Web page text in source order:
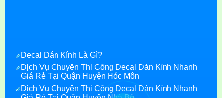
Decal Dán Kính Là Gì?
Dịch Vụ Chuyên Thi Công Decal Dán Kính Nhanh
Giá Rẻ Tại Quận Huyện Hóc Môn
Dịch Vụ Chuyên Thi Công Decal Dán Kính Nhanh
Giá Rẻ Tại Quận Huyện Nhà Bè